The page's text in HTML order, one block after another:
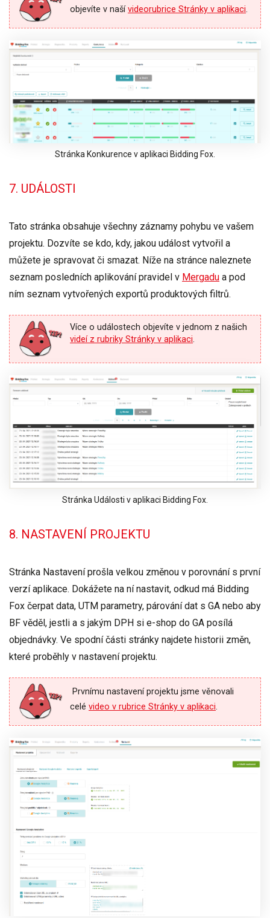
objevíte v našívideorubrice Stránky v aplikaci.
Stránka Konkurence v aplikaci Bidding Fox.
7. UDÁLOSTI
Tato stránka obsahuje všechny záznamy pohybu ve vašem
projektu. Dozvíte se kdo, kdy, jakou událost vytvořil a
můžete je spravovat či smazat. Níže na stránce naleznete
seznam posledních aplikování pravidel v Mergadu a pod
ním seznam vytvořených exportů produktových filtrů.
Více o událostech objevíte v jednom z našich
videí z rubriky Stránky v aplikaci.
Stránka Události v aplikaci Bidding Fox.
8. NASTAVENÍ PROJEKTU
Stránka Nastaveníprošla velkou změnou v porovnání s první
verzí aplikace. Dokážete na ní nastavit, odkud má Bidding
Fox čerpat data, UTM parametry, párování dat s GA nebo aby
BF věděl, jestli a s jakým DPH si e-shop do GA posílá
objednávky. Ve spodní části stránky najdete historii změn,
které proběhly v nastavení projektu.
Prvnímu nastavení projektu jsme věnovali
celé video v rubrice Stránky v aplikaci.